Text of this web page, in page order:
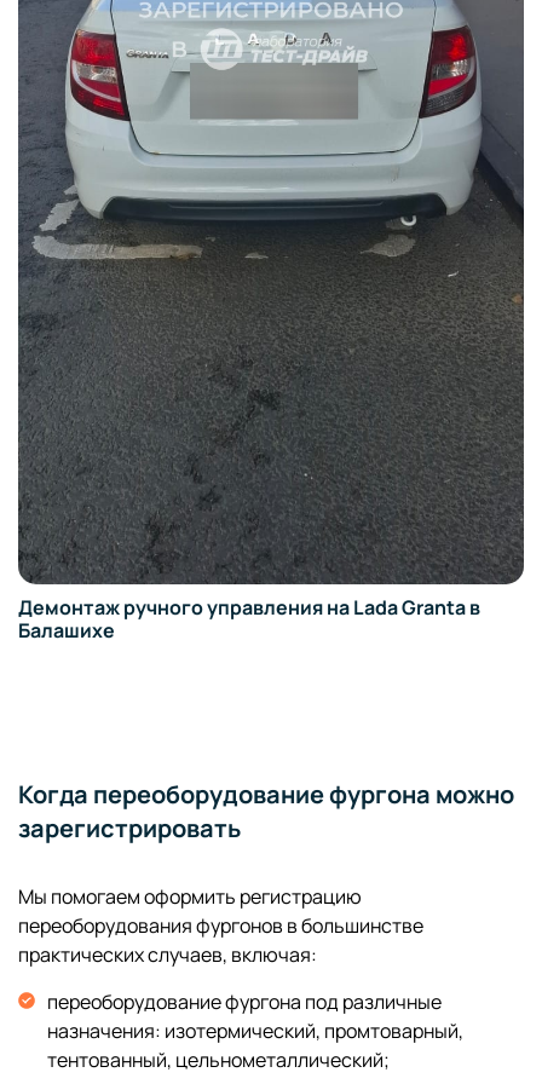
в
Замена двигателя на Peugeot 308 в
Когда переоборудование фургона можно
зарегистрировать
Мы помогаем оформить регистрацию
переоборудования фургонов в большинстве
практических случаев, включая:
переоборудование фургона под различные
назначения: изотермический, промтоварный,
тентованный, цельнометаллический;